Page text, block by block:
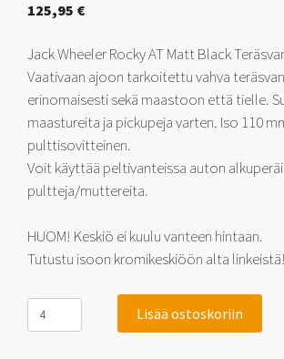
125,95 €
Jack Wheeler Rocky AT Matt Black
Vaativaan ajoon tarkoitettu vahva
erinomaisesti sekä maastoon että tielle.
maastureita ja pickupeja varten. Iso 110
pulttisovitteinen.
Voit käyttää peltivanteissa auton
pultteja/muttereita.
HUOM! Keskiö ei kuulu vanteen hintaan.
Tutustu isoon kromikeskiöön alta linkeistä!
Jack
Wheeler
Rocky
Lisää ostoskoriin